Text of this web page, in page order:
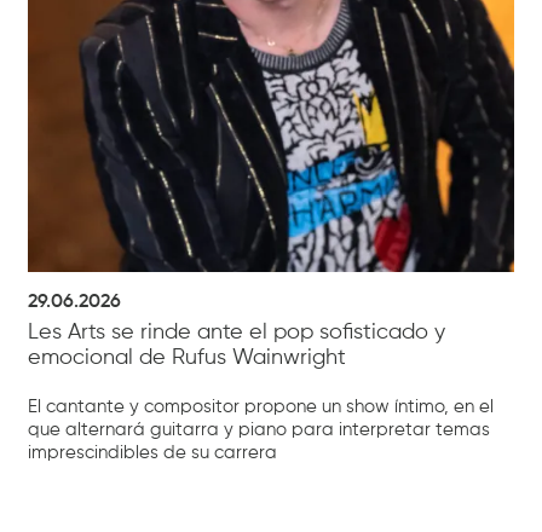
29.06.2026
Les Arts se rinde ante el pop sofisticado y
emocional de Rufus Wainwright
El cantante y compositor propone un show íntimo, en el
que alternará guitarra y piano para interpretar temas
imprescindibles de su carrera